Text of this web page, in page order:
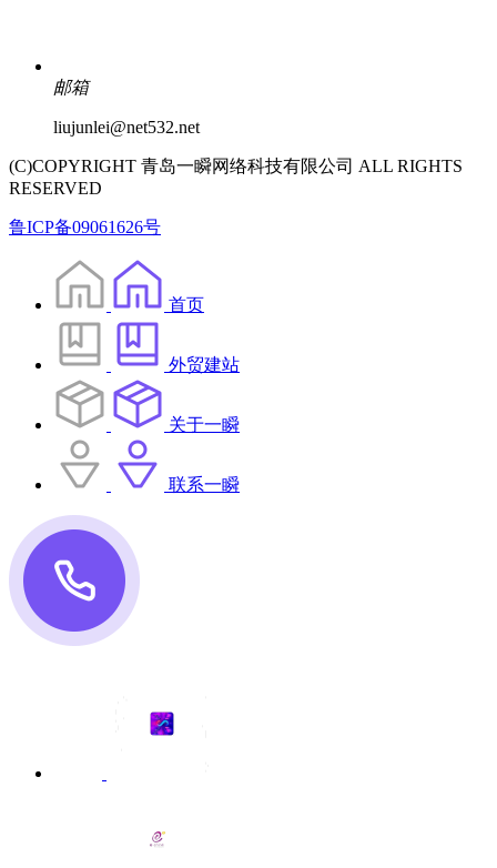
邮箱
liujunlei@net532.net
(C)COPYRIGHT 青岛一瞬网络科技有限公司 ALL RIGHTS
RESERVED
鲁ICP备09061626号
首页
外贸建站
关于一瞬
联系一瞬